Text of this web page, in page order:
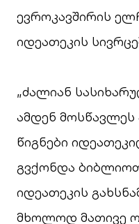
ევროკავშირის
იდეათეკის
„ძალიან
ამდენ მოსწავლეს
წიგნები
გვქონდა
იდეათეკის
მხოლოდ მათივე